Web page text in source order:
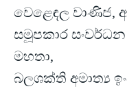
වෙළෙඳල වාණිජ,
සමූපකාර
මහතා,
බලශක්ති අමාත්‍ය